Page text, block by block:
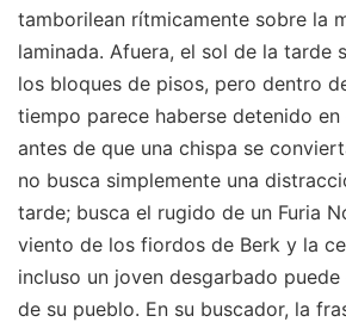
tamborilean rítmicamente sobre la
laminada. Afuera, el sol de la tarde
los bloques de pisos, pero dentro
tiempo parece haberse detenido
antes de que una chispa se
no busca simplemente una
tarde; busca el rugido de un Furia
viento de los fiordos de Berk y la
incluso un joven desgarbado
de su pueblo. En su buscador, la